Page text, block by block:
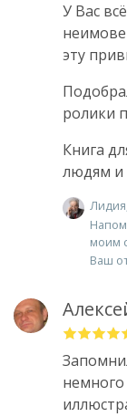
У Вас
эту
ролики
Книга
людям и
моим
Ваш